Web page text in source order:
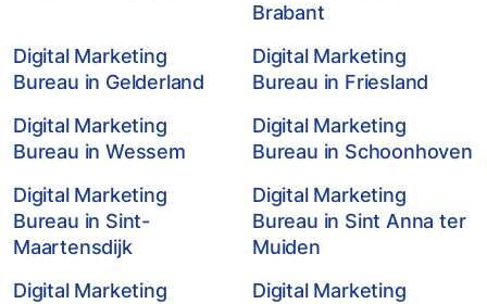
Brabant
Digital Marketing
Bureau in Gelderland
Digital Marketing
Bureau in Friesland
Digital Marketing
Bureau in Wessem
Digital Marketing
Bureau in Schoonhoven
Digital Marketing
Bureau in Sint-
Maartensdijk
Digital Marketing
Bureau in Sint Anna ter
Muiden
Digital Marketing
Digital Marketing